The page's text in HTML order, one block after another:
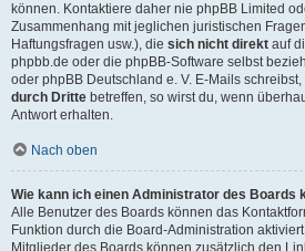
können. Kontaktiere daher nie phpBB Limited
Zusammenhang mit jeglichen juristischen
Haftungsfragen usw.), die sich nicht direkt auf
phpbb.de oder die phpBB-Software selbst
oder phpBB Deutschland e. V. E-Mails schreibst,
durch Dritte betreffen, so wirst du, wenn
Antwort erhalten.
Nach oben
Wie kann ich einen Administrator des Boards
Alle Benutzer des Boards können das
Funktion durch die Board-Administration
Mitglieder des Boards können zusätzlich den